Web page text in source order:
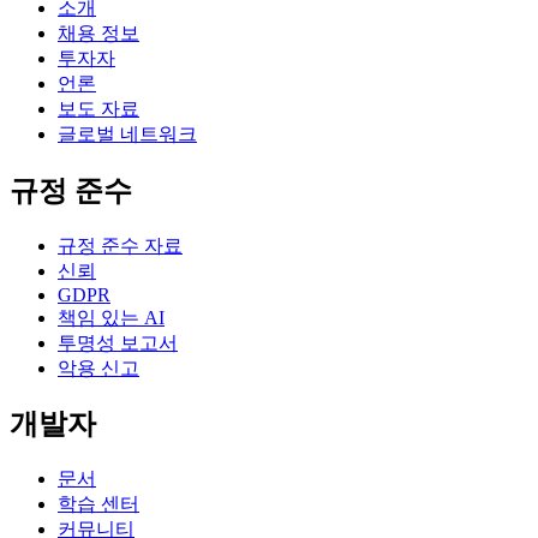
소개
채용 정보
투자자
언론
보도 자료
글로벌 네트워크
규정 준수
규정 준수 자료
신뢰
GDPR
책임 있는 AI
투명성 보고서
악용 신고
개발자
문서
학습 센터
커뮤니티